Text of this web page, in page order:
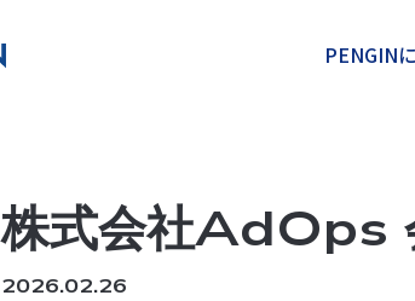
PENGIN
株式会社AdOps
2026.02.26